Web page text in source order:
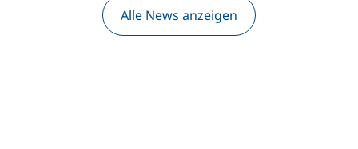
Alle News anzeigen